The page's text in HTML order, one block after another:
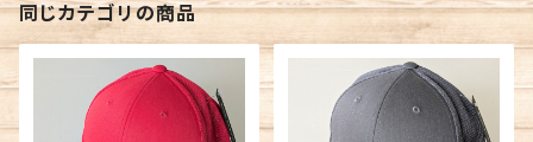
同じカテゴリの商品